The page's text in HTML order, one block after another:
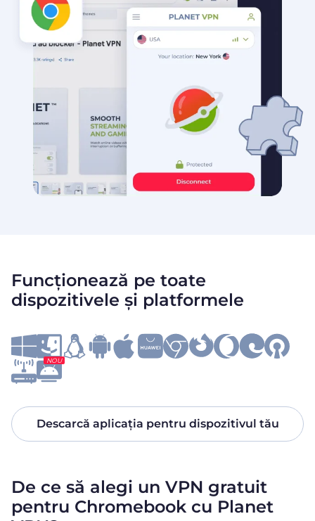
Funcționează pe toate
dispozitivele și platformele
NOU
Descarcă aplicația pentru dispozitivul tău
De ce să alegi un VPN gratuit
pentru Chromebook cu Planet